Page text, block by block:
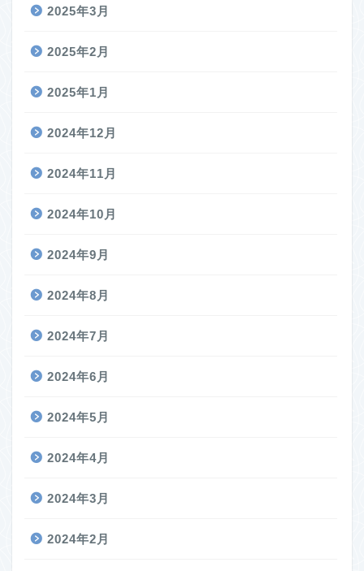
2025年3月
2025年2月
2025年1月
2024年12月
2024年11月
2024年10月
2024年9月
2024年8月
2024年7月
2024年6月
2024年5月
2024年4月
2024年3月
2024年2月